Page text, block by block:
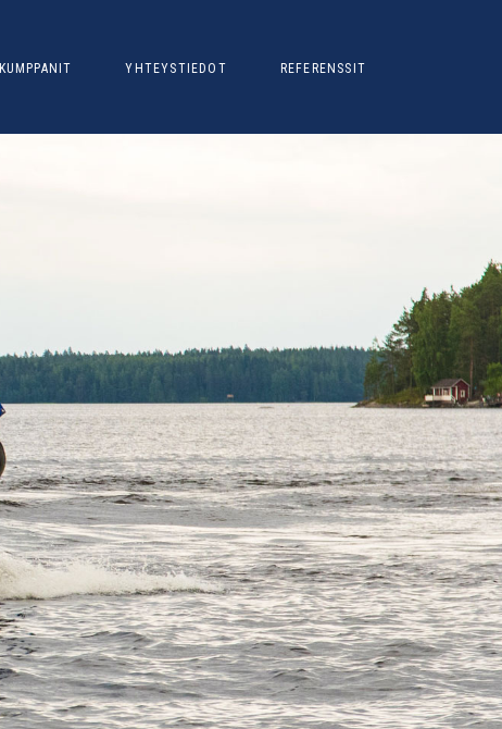
KUMPPANIT YHTEYSTIEDOT REFERENSSIT